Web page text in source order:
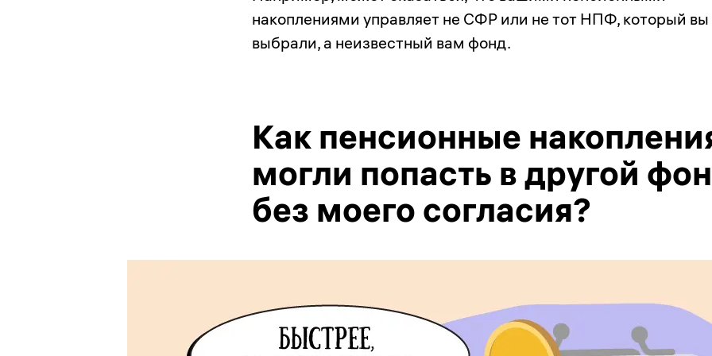
накоплениями управляет не СФР или не тот НПФ, который вы
выбрали, а неизвестный вам фонд.
Как пенсионные
могли попасть в другой
без моего согласия?